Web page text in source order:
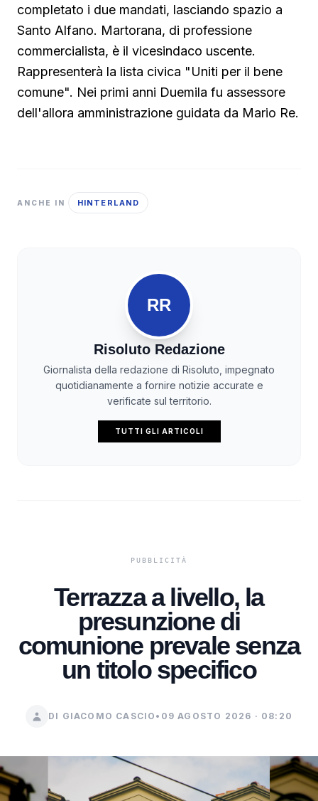
completato i due mandati, lasciando spazio a
Santo Alfano. Martorana, di professione
commercialista, è il vicesindaco uscente.
Rappresenterà la lista civica "Uniti per il bene
comune". Nei primi anni Duemila fu assessore
dell'allora amministrazione guidata da Mario Re.
ANCHE IN HINTERLAND
RR
Risoluto Redazione
Giornalista della redazione di Risoluto, impegnato
quotidianamente a fornire notizie accurate e
verificate sul territorio.
TUTTI GLI ARTICOLI
Terrazza a livello, la
presunzione di
comunione prevale senza
un titolo specifico
DI GIACOMO CASCIO • 09 AGOSTO 2026 · 08:20